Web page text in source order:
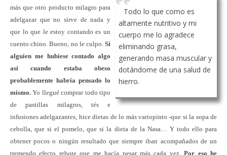
Todo lo que como es
altamente nutritivo y mi
cuerpo me lo agradece
eliminando grasa,
generando masa muscular y
dotándome de una salud de
hierro.
más que otro producto milagro para
adelgazar que no sirve de nada y
que lo que le estoy contando es un
cuento chino. Bueno, no le culpo. Si
alguien me hubiese contado algo
así cuando estaba obeso
probablemente habría pensado lo
mismo. Yo llegué comprar todo tipo
de pastillas milagros, tés e
infusiones adelgazantes, hice dietas de lo más variopinto -que si la sopa de
cebolla, que si el pomelo, que si la dieta de la Nasa… Y todo ello para
obtener pocos o ningún resultado que siempre iban acompañados de un
tremendo efecto rebote que me hacía pesar más cada vez.Por eso he